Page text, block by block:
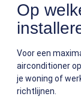
Op
Voor een
airconditioner
je woning of
richtlijnen.